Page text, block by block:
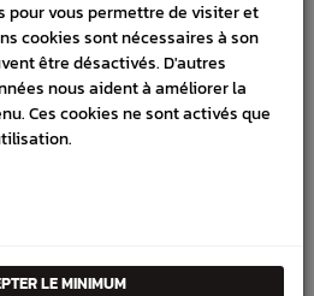
pour vous permettre de visiter et
cookies sont nécessaires à son
être désactivés. D'autres
nous aident à améliorer la
Ces cookies ne sont activés que
LE MINIMUM